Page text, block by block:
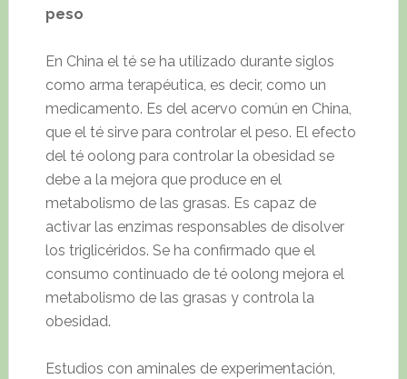
peso
En China el té se ha utilizado durante siglos
como arma terapéutica, es decir, como un
medicamento. Es del acervo común en China,
que el té sirve para controlar el peso. El efecto
del té oolong para controlar la obesidad se
debe a la mejora que produce en el
metabolismo de las grasas. Es capaz de
activar las enzimas responsables de disolver
los triglicéridos. Se ha confirmado que el
consumo continuado de té oolong mejora el
metabolismo de las grasas y controla la
obesidad.
Estudios con aminales de experimentación,